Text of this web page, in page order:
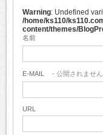
Warning : Undefined
/home/ks110/
content/themes/
名前
E-MAIL - 公開されませ
URL